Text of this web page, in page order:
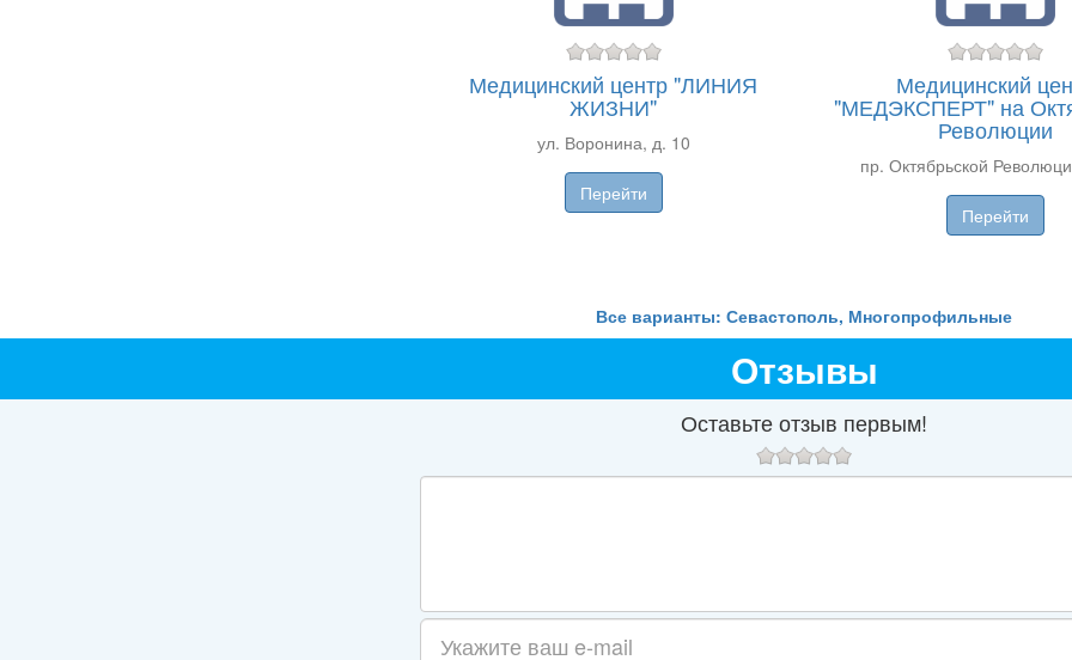
Медицинский центр "ЛИНИЯ
ЖИЗНИ"
ул. Воронина, д. 10
Перейти
Медицинский
"МЕДЭКСПЕРТ" на
Революции
пр. Октябрьской
Перейти
Все варианты: Севастополь, Многопрофильные
Отзывы
Оставьте отзыв первым!